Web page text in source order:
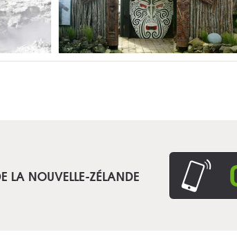
LA NOUVELLE-ZÉLANDE